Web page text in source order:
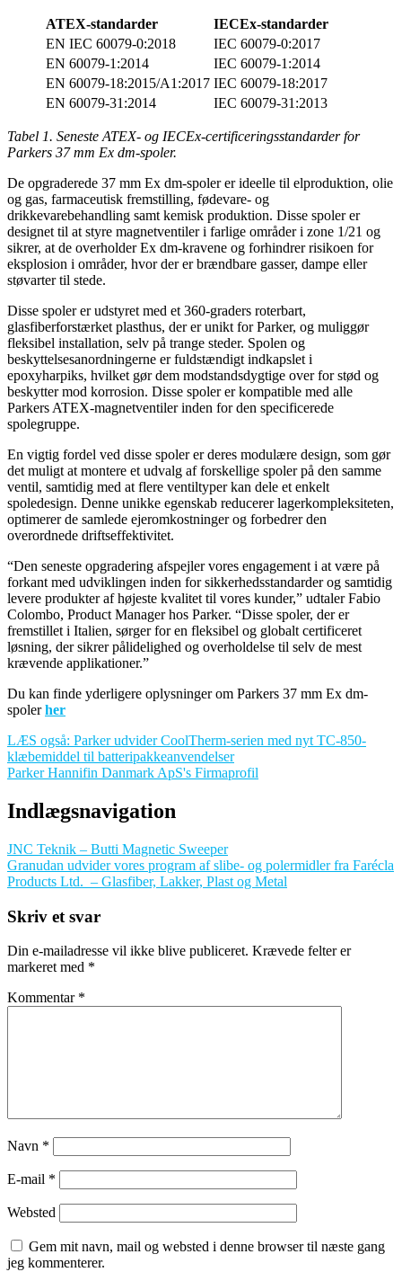
ATEX-standarder
IECEx-standarder
EN IEC 60079-0:2018
IEC 60079-0:2017
EN 60079-1:2014
IEC 60079-1:2014
EN 60079-18:2015/A1:2017 IEC 60079-18:2017
EN 60079-31:2014
IEC 60079-31:2013
Tabel 1. Seneste ATEX- og IECEx-certificeringsstandarder for
Parkers 37 mm Ex dm-spoler.
De opgraderede 37 mm Ex dm-spoler er ideelle til elproduktion, olie
og gas, farmaceutisk fremstilling, fødevare- og
drikkevarebehandling samt kemisk produktion. Disse spoler er
designet til at styre magnetventiler i farlige områder i zone 1/21 og
sikrer, at de overholder Ex dm-kravene og forhindrer risikoen for
eksplosion i områder, hvor der er brændbare gasser, dampe eller
støvarter til stede.
Disse spoler er udstyret med et 360-graders roterbart,
glasfiberforstærket plasthus, der er unikt for Parker, og muliggør
fleksibel installation, selv på trange steder. Spolen og
beskyttelsesanordningerne er fuldstændigt indkapslet i
epoxyharpiks, hvilket gør dem modstandsdygtige over for stød og
beskytter mod korrosion. Disse spoler er kompatible med alle
Parkers ATEX-magnetventiler inden for den specificerede
spolegruppe.
En vigtig fordel ved disse spoler er deres modulære design, som gør
det muligt at montere et udvalg af forskellige spoler på den samme
ventil, samtidig med at flere ventiltyper kan dele et enkelt
spoledesign. Denne unikke egenskab reducerer lagerkompleksiteten,
optimerer de samlede ejeromkostninger og forbedrer den
overordnede driftseffektivitet.
“Den seneste opgradering afspejler vores engagement i at være på
forkant med udviklingen inden for sikkerhedsstandarder og samtidig
levere produkter af højeste kvalitet til vores kunder,” udtaler Fabio
Colombo, Product Manager hos Parker. “Disse spoler, der er
fremstillet i Italien, sørger for en fleksibel og globalt certificeret
løsning, der sikrer pålidelighed og overholdelse til selv de mest
krævende applikationer.”
Du kan finde yderligere oplysninger om Parkers 37 mm Ex dm-
spolerher
LÆS også: Parker udvider CoolTherm-serien med nyt TC-850-
klæbemiddel til batteripakkeanvendelser
Parker Hannifin Danmark ApS's Firmaprofil
Indlægsnavigation
JNC Teknik – Butti Magnetic Sweeper
Granudan udvider vores program af slibe- og polermidler fra Farécla
Products Ltd. – Glasfiber, Lakker, Plast og Metal
Skriv et svar
Din e-mailadresse vil ikke blive publiceret. Krævede felter er
markeret med *
Kommentar *
Navn *
E-mail *
Websted
Gem mit navn, mail og websted i denne browser til næste gang
jeg kommenterer.